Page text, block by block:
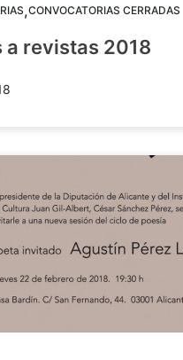
,CONVOCATORIAS CERRADAS
a revistas 2018